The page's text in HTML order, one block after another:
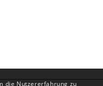
die Nutzererfahrung zu